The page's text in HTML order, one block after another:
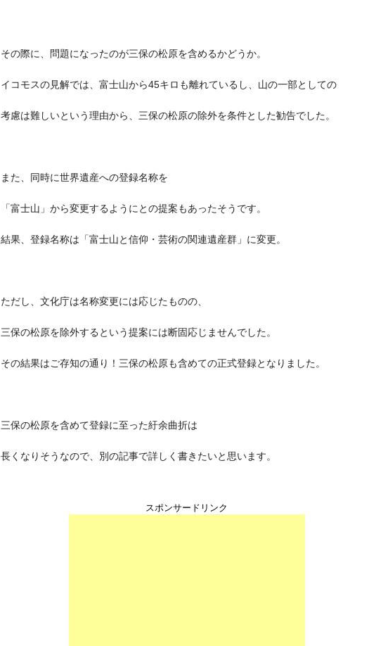
その際に、問題になったのが三保の松原を含めるかどうか。
イコモスの見解では、富士山から45キロも離れているし、山の一部としての
考慮は難しいという理由から、三保の松原の除外を条件とした勧告でした。
また、同時に世界遺産への登録名称を
「富士山」から変更するようにとの提案もあったそうです。
結果、登録名称は「富士山と信仰・芸術の関連遺産群」に変更。
ただし、文化庁は名称変更には応じたものの、
三保の松原を除外するという提案には断固応じませんでした。
その結果はご存知の通り！三保の松原も含めての正式登録となりました。
三保の松原を含めて登録に至った紆余曲折は
長くなりそうなので、別の記事で詳しく書きたいと思います。
スポンサードリンク